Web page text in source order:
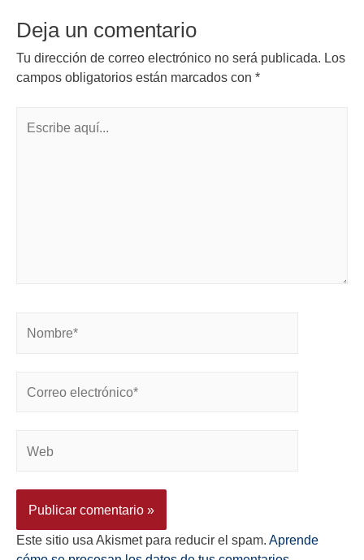
Deja un comentario
Tu dirección de correo electrónico no será publicada. Los
campos obligatorios están marcados con *
Este sitio usa Akismet para reducir el spam. Aprende